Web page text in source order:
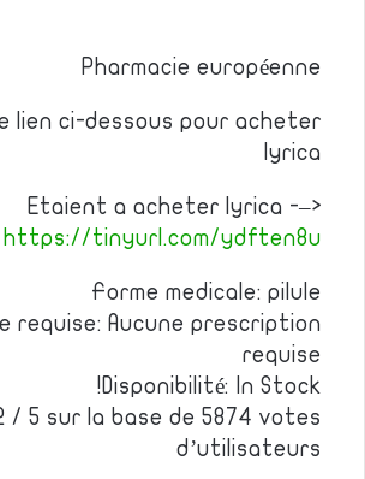
Pharmacie européenne
lien ci-dessous pour acheter
lyrica
Etaient a acheter lyrica -–>
https://tinyurl.com/ydften8u
Forme medicale: pilule
requise: Aucune prescription
requise
Disponibilité: In Stock!
/ 5 sur la base de 5874 votes
d’utilisateurs